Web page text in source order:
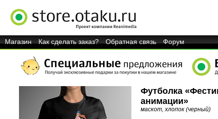
Магазин Как сделать заказ? Обратная связь Форум
Футболка
анимации»
маскот, хлопок (черный)